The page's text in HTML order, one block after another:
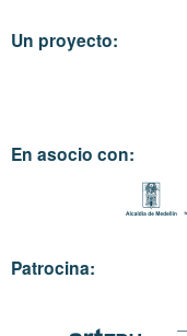
Un proyecto:
En asocio con:
Patrocina: